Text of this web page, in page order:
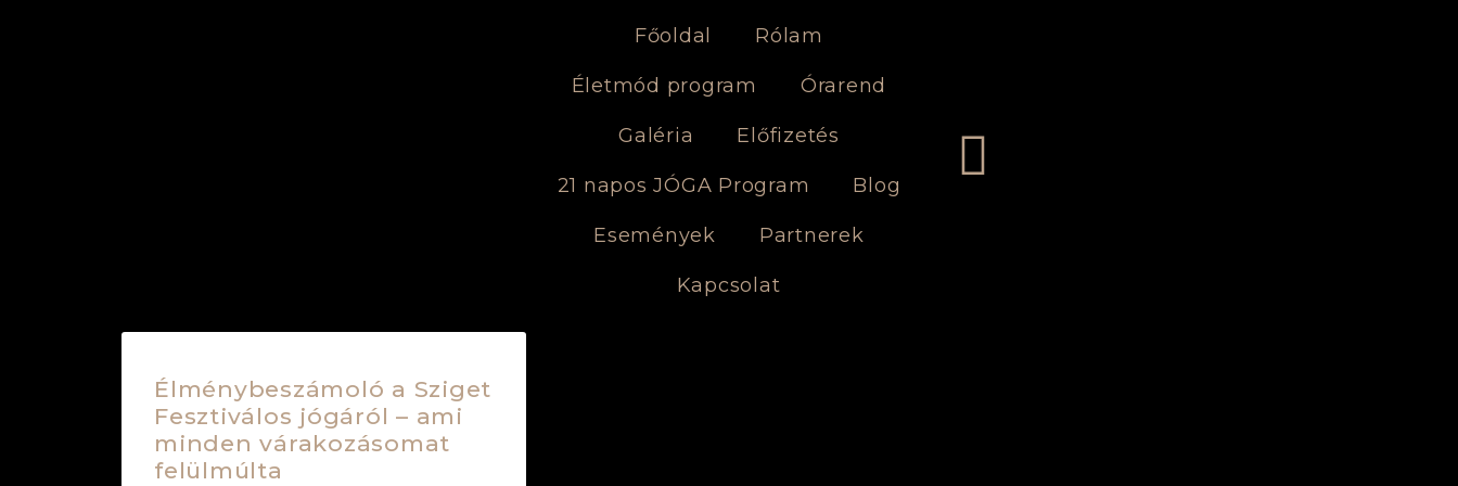
Főoldal Rólam
Életmód program Órarend
Galéria Előfizetés
21 napos JÓGA Program Blog
Események Partnerek
Kapcsolat
Élménybeszámoló a Sziget
Fesztiválos jógáról – ami
minden várakozásomat
felülmúlta